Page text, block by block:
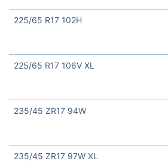
225/65 R17 102H
225/65 R17 106V XL
235/45 ZR17 94W
235/45 ZR17 97W XL